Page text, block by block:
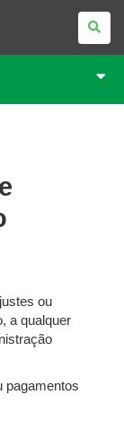
ou
a qualquer
pagamentos